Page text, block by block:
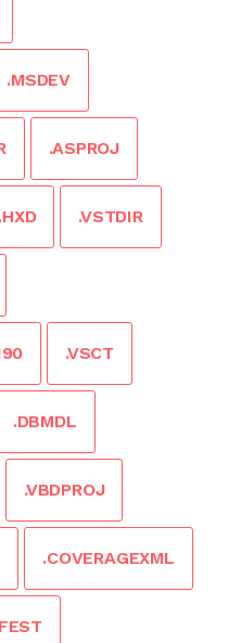
.MSDEV
.ASPROJ
.HXD .VSTDIR
.VSCT
.DBMDL
.VBDPROJ
.COVERAGEXML